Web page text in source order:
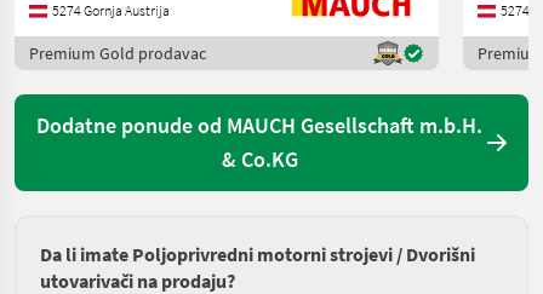
5274 Gornja Austrija
Premium Gold prodavac
5274
Dodatne ponude od MAUCH Gesellschaft m.b.H.
& Co.KG
Da li imate Poljoprivredni motorni strojevi / Dvorišni
utovarivači na prodaju?